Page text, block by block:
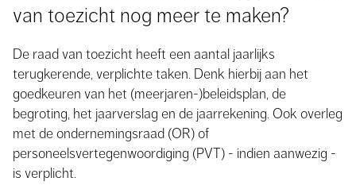
van toezicht nog meer te maken?
De raad van toezicht heeft een aantal jaarlijks
terugkerende, verplichte taken. Denk hierbij aan het
goedkeuren van het (meerjaren-)beleidsplan, de
begroting, het jaarverslag en de jaarrekening. Ook overleg
met de ondernemingsraad (OR) of
personeelsvertegenwoordiging (PVT) - indien aanwezig -
is verplicht.